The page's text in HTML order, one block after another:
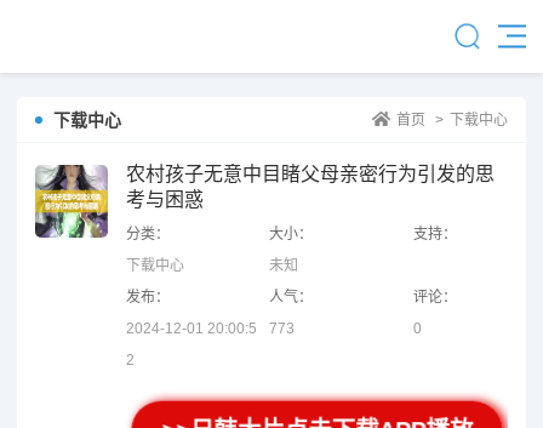
下载中心 首页 > 下载中心
农村孩子无意中目睹父母亲密行为引发的思
考与困惑
分类：
下载中心
大小：
未知
支持：
发布：
2024-12-01 20:00:5
2
人气：
773
评论：
0